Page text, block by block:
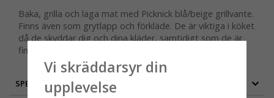
Baka, grilla och laga mat med Picknick blå/beige grillvante.
Finns även som grytlapp och förkläde. De är viktiga i köket
då de skyddar dig och dina kläder, samtidigt som de är
fina inredningsdetaljer.
SPECIFIKATION
Vi skräddarsyr din
upplevelse